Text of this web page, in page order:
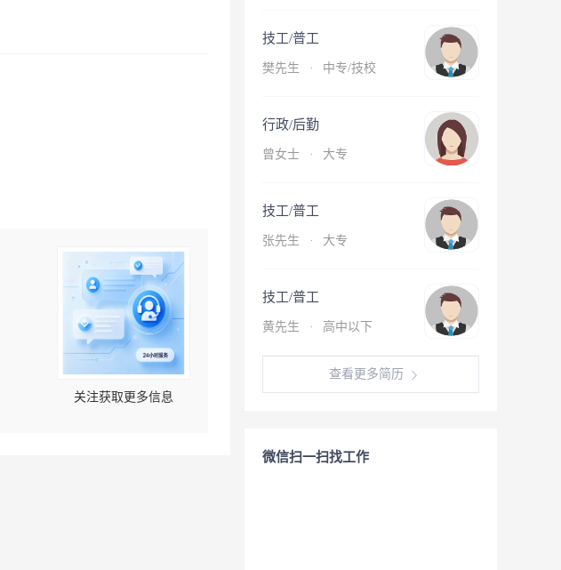
关注获取更多信息
技工/普工
樊先生 · 中专/技校
行政/后勤
曾女士 · 大专
技工/普工
张先生 · 大专
技工/普工
黄先生 · 高中以下
查看更多简历
微信扫一扫找工作